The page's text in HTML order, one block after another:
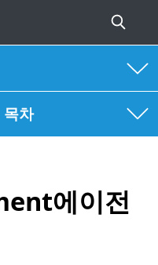
목차
에이전